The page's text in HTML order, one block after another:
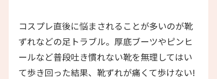
コスプレ直後に悩まされることが多いのが靴
ずれなどの足トラブル。厚底ブーツやピンヒ
ールなど普段吐き慣れない靴を無理してはい
て歩き回った結果、靴ずれが痛くて歩けない!